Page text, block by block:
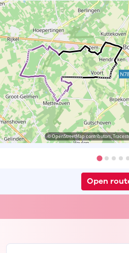
© OpenStreetMap contributors,
Open